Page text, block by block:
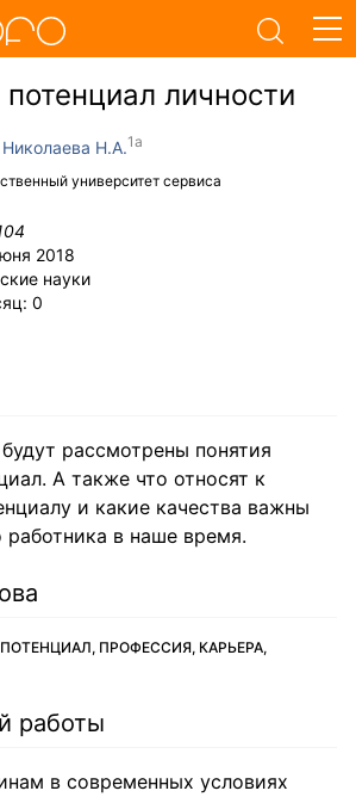
личности
университет сервиса
Николаева Н.А.
2018
науки
0
рассмотрены понятия
А также что относят к
и какие качества важны
работника в наше время.
ПРОФЕССИЯ, КАРЬЕРА,
работы
в современных условиях